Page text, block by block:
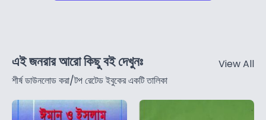
এই জনরার আরো কিছু বই দেখুনঃ
শীর্ষ ডাউনলোড করা/টপ রেটেড ইবুকের একটি তালিকা
View All